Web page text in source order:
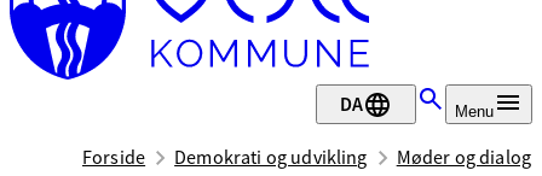
DA Menu
Forside Demokrati og udvikling Møder og dialog